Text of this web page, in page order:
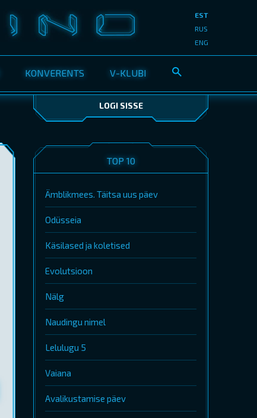
KONVERENTS V-KLUBI
EST
RUS
ENG
LOGI SISSE
TOP 10
Ämblikmees. Täitsa uus päev
Odüsseia
Käsilased ja koletised
Evolutsioon
Nälg
Naudingu nimel
Lelulugu 5
Vaiana
Avalikustamise päev